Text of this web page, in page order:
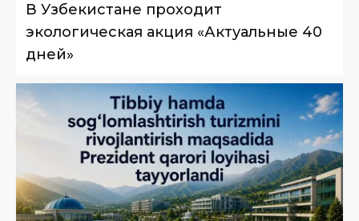
В Узбекистане проходит
экологическая акция «Актуальные 40
дней»